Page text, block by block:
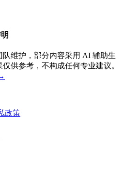
维护，部分内容采用 AI 辅助生
供参考，不构成任何专业建议。
政策